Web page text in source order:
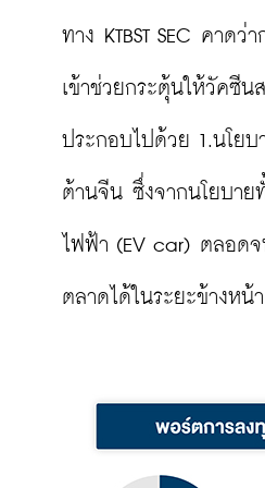
ทาง KTBST SEC คาด
เข้าช่วยกระตุ้นให้วัคซีน
ประกอบไปด้วย 1.นโยบ
ต้านจีน ซึ่งจากนโยบาย
ไฟฟ้า (EV car) ตลอด
ตลาดได้ในระยะข้างหน้า